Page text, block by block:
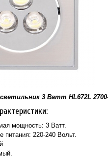
3 Ватт HL672L
мощность: 3 Ватт.
питания: 220-240 Вольт.